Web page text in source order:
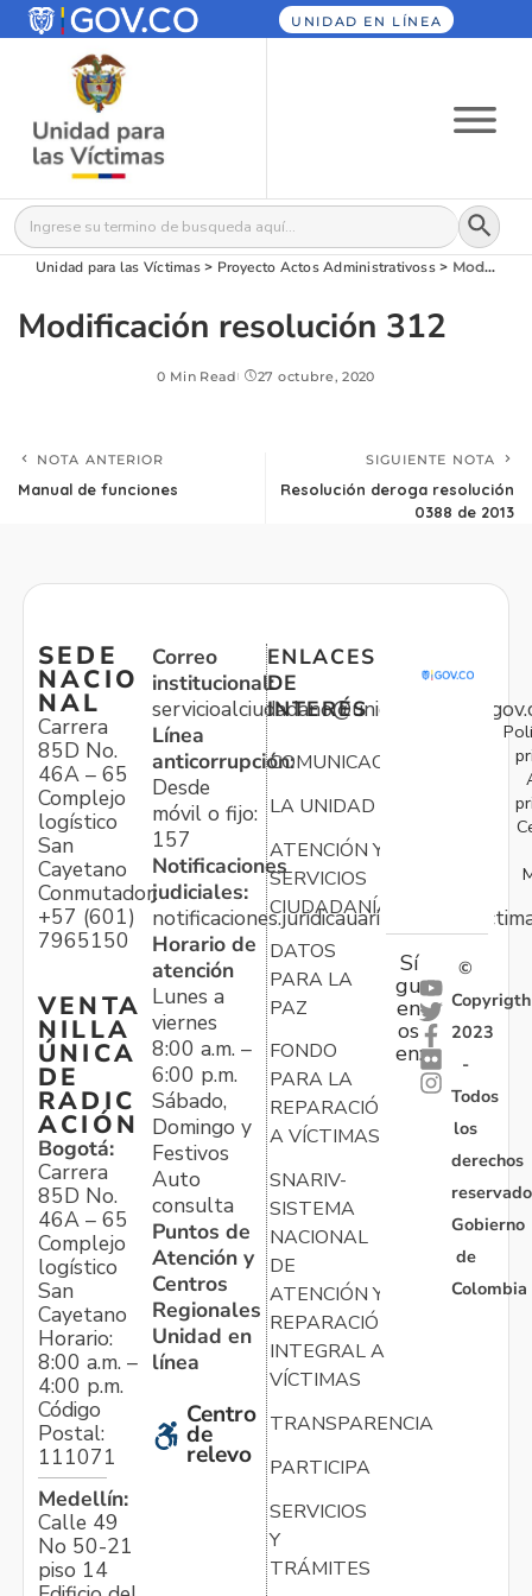
UNIDAD EN LÍNEA
Buscar: Botón
Unidad para las Víctimas> Proyecto Actos Administrativos​​​s> Modificación resolución 312
Modificación resolución 312
0 Min Read 27 octubre, 2020
NOTA ANTERIOR
Manual de funciones
SIGUIENTE NOTA
Resolución deroga resolución
0388 de 2013
SEDE
NACIO
NAL
Carrera
85D No.
46A – 65
Complejo
logístico
San
Cayetano
Conmutador:
+57 (601)
7965150
VENTA
NILLA
ÚNICA
DE
RADIC
ACIÓN
Bogotá:
Carrera
85D No.
46A – 65
Complejo
logístico
San
Cayetano
Horario:
8:00 a.m. –
4:00 p.m.
Código
Postal:
111071
Medellín:
Calle 49
No 50-21
piso 14
Correo
institucional:
Línea
anticorrupción:
Desde
móvil o fijo:
157
Notificaciones
judiciales:
Horario de
atención
Lunes a
viernes
8:00 a.m. –
6:00 p.m.
Sábado,
Domingo y
Festivos
Auto
consulta
Puntos de
Atención y
Centros
Regionales
Unidad en
línea
Centro
de
relevo
ENLACES
DE
INTERÉS
COMUNICACIONES
LA UNIDAD
ATENCIÓN Y
SERVICIOS
CIUDADANÍA
DATOS
PARA LA
PAZ
FONDO
PARA LA
REPARACIÓN
A VÍCTIMAS
SNARIV-
SISTEMA
NACIONAL
DE
ATENCIÓN Y
REPARACIÓN
INTEGRAL A
VÍCTIMAS
TRANSPARENCIA
PARTICIPA
SERVICIOS
Y
TRÁMITES
Sí
gu
en
os
en:
©
Copyrigth
2023
-
Todos
los
derechos
Gobierno
de
Colombia